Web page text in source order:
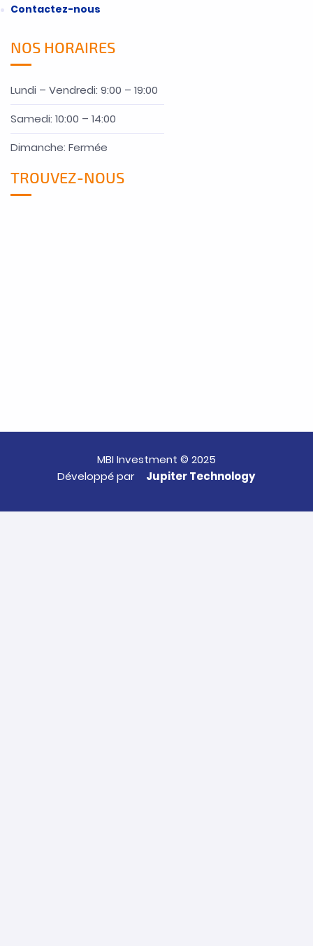
Contactez-nous
NOS HORAIRES
Lundi – Vendredi: 9:00 – 19:00
Samedi: 10:00 – 14:00
Dimanche: Fermée
TROUVEZ-NOUS
MBI Investment © 2025
Développé par
Jupiter Technology